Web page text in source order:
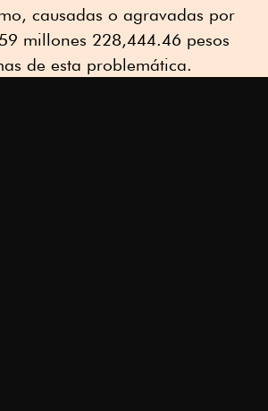
causadas o agravadas por
millones 228,444.46 pesos
de esta problemática.